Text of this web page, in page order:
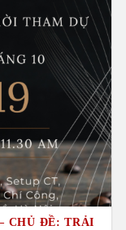
CHỦ ĐỀ: TRẢI